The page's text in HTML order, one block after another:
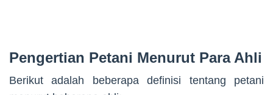
Pengertian Petani Menurut Para Ahli
Berikut adalah beberapa definisi tentang petani